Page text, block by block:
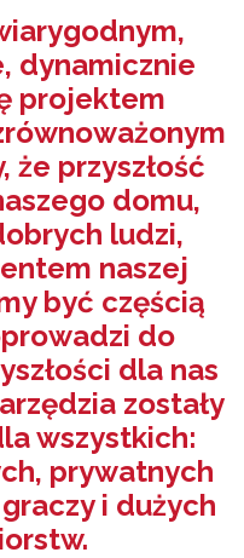
dynamicznie
projektem
że przyszłość
domu,
ludzi,
naszej
być częścią
do
dla nas
zostały
wszystkich:
prywatnych
i dużych